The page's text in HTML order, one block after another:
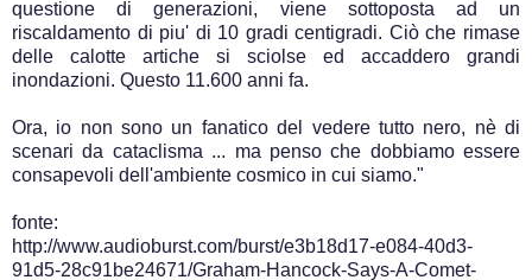
questione di generazioni, viene sottoposta ad un
riscaldamento di piu' di 10 gradi centigradi. Ciò che rimase
delle calotte artiche si sciolse ed accaddero grandi
inondazioni. Questo 11.600 anni fa.
Ora, io non sono un fanatico del vedere tutto nero, nè di
scenari da cataclisma ... ma penso che dobbiamo essere
consapevoli dell'ambiente cosmico in cui siamo."
fonte:
http://www.audioburst.com/burst/e3b18d17-e084-40d3-
91d5-28c91be24671/Graham-Hancock-Says-A-Comet-